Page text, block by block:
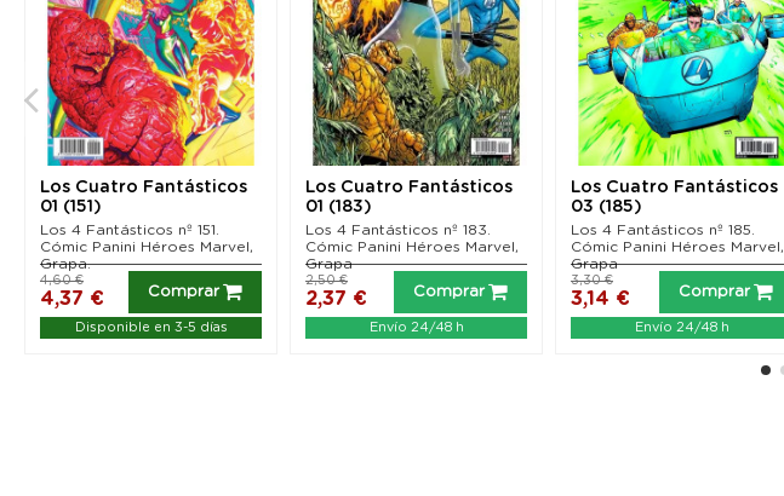
Los Cuatro Fantásticos
01 (151)
Los 4 Fantásticos nº 151.
Cómic Panini Héroes Marvel,
Grapa.
4,37 €
4,60 €
Comprar
Disponible en 3-5 días
Los Cuatro Fantásticos
01 (183)
Los 4 Fantásticos nº 183.
Cómic Panini Héroes Marvel,
Grapa
2,37 €
2,50 €
Comprar
Envío 24/48 h
Los Cuatro Fantásticos
03 (185)
Los 4 Fantásticos nº 185.
Cómic Panini Héroes Marvel,
Grapa
3,14 €
3,30 €
Comprar
Envío 24/48 h